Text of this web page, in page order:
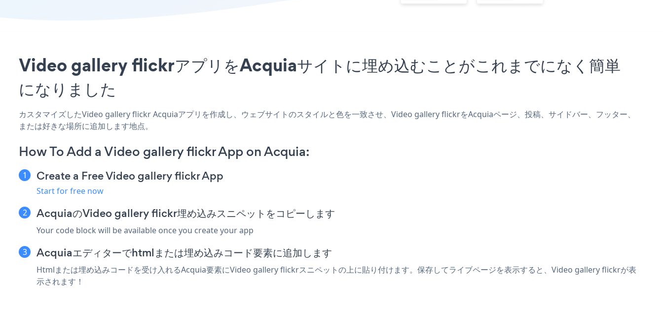
Video gallery flickrアプリをAcquiaサイトに埋め込むことがこれまでになく簡単
になりました
カスタマイズしたVideo gallery flickr Acquiaアプリを作成し、ウェブサイトのスタイルと色を一致させ、Video gallery flickrをAcquiaページ、投稿、サイドバー、フッター、
または好きな場所に追加します地点。
How To Add a Video gallery flickr App on Acquia:
Create a Free Video gallery flickr App
Start for free now
AcquiaのVideo gallery flickr埋め込みスニペットをコピーします
Your code block will be available once you create your app
Acquiaエディターでhtmlまたは埋め込みコード要素に追加します
Htmlまたは埋め込みコードを受け入れるAcquia要素にVideo gallery flickrスニペットの上に貼り付けます。保存してライブページを表示すると、Video gallery flickrが表
示されます！